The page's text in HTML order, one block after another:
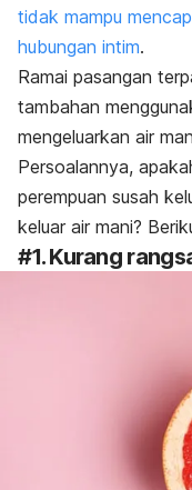
tidak mampu
hubungan intim.
Ramai pasangan
tambahan
mengeluarkan air
Persoalannya,
perempuan susah
keluar air mani?
#1. Kurang